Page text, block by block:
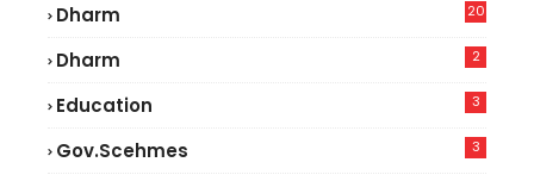
Dharm 20
Dharm 2
Education 3
Gov.scehmes 3